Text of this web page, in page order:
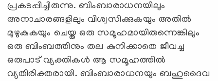
പ്രകടപ്പിച്ചിരുന്നു. ബിംബാരാധനയിലും
അനാചാരങ്ങളിലും വിശ്വസിക്കുകയും അതില്‍
മുഴുകുകയും ചെയ്ത ഒരു സമൂഹമായിരുന്നെങ്കിലും
ഒരു ബിംബത്തിനും തല കുനിക്കാതെ ജീവച്ച
ഒരുപാട് വ്യക്തികള്‍ ആ സമൂഹത്തില്‍
വ്യതിരിക്തരായി. ബിംബാരാധനയും ബഹുദൈവ